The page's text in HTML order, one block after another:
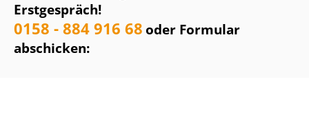
Erstgespräch!
0158 - 884 916 68oder Formular
abschicken: